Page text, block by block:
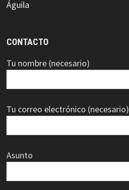
CONTACTO
Tu nombre (necesario)
Tu correo electrónico (necesario)
Asunto